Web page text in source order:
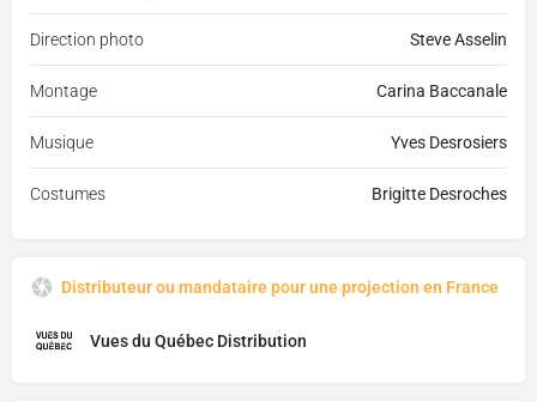
Direction photo Steve Asselin
Montage Carina Baccanale
Musique Yves Desrosiers
Costumes Brigitte Desroches
Distributeur ou mandataire pour une projection en France
Vues du Québec Distribution